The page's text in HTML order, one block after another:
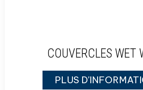
COUVERCLES WET
PLUS